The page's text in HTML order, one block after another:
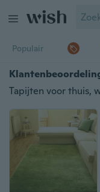
Populair
Tapijten voor thuis,